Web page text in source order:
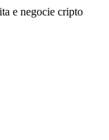
e negocie cripto